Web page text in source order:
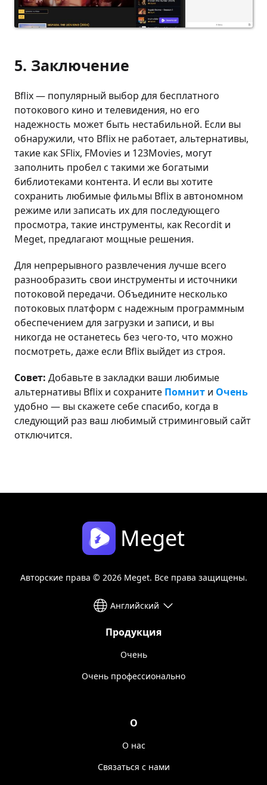
5. Заключение
Bflix — популярный выбор для бесплатного
потокового кино и телевидения, но его
надежность может быть нестабильной. Если вы
обнаружили, что Bflix не работает, альтернативы,
такие как SFlix, FMovies и 123Movies, могут
заполнить пробел с такими же богатыми
библиотеками контента. И если вы хотите
сохранить любимые фильмы Bflix в автономном
режиме или записать их для последующего
просмотра, такие инструменты, как Recordit и
Meget, предлагают мощные решения.
Для непрерывного развлечения лучше всего
разнообразить свои инструменты и источники
потоковой передачи. Объедините несколько
потоковых платформ с надежным программным
обеспечением для загрузки и записи, и вы
никогда не останетесь без чего-то, что можно
посмотреть, даже если Bflix выйдет из строя.
Совет: Добавьте в закладки ваши любимые
альтернативы Bflix и сохраните Помнит и Очень
удобно — вы скажете себе спасибо, когда в
следующий раз ваш любимый стриминговый сайт
отключится.
Meget
Авторские права © 2026 Meget. Все права защищены.
Английский
Продукция
Очень
Очень профессионально
О
О нас
Связаться с нами